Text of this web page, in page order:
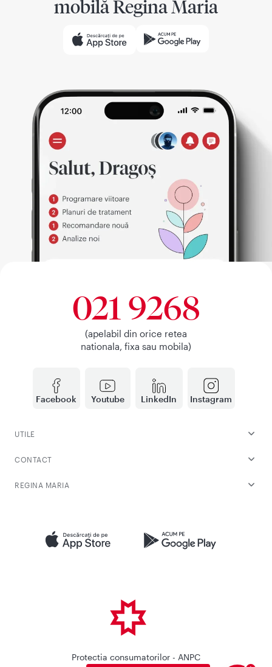
mobilă Regina Maria
Facebook Youtube LinkedIn Instagram
021 9268
(apelabil din orice retea
nationala, fixa sau mobila)
UTILE
CONTACT
REGINA MARIA
Protectia consumatorilor - ANPC